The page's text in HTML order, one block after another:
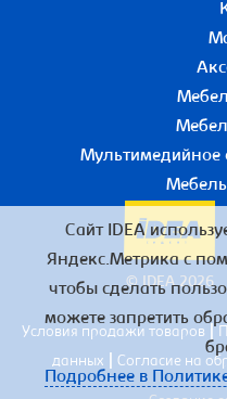
Мультимедийное
© IDEA 2026
Условия продажи товаров |
данных
Согласие на
Сайт IDEA
Яндекс.Метрика с
чтобы сделать
можете запретить
Подробнее в